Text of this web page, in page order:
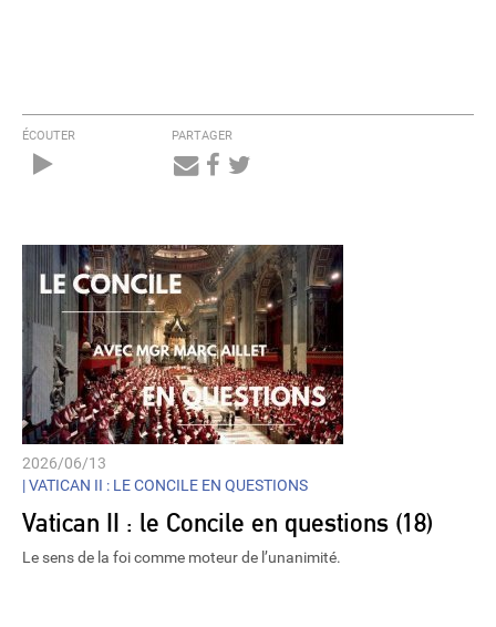
ÉCOUTER PARTAGER
2026/06/13
|VATICAN II : LE CONCILE EN QUESTIONS
Vatican II : le Concile en questions (18)
Le sens de la foi comme moteur de l’unanimité.